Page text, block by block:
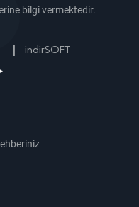
bilgi vermektedir.
indirSOFT